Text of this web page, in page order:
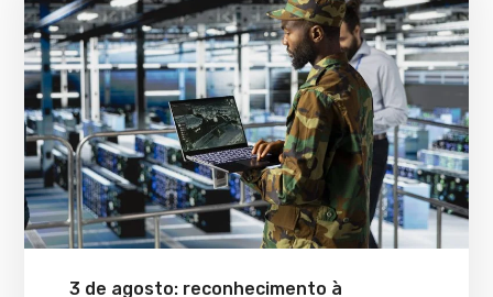
3 de agosto: reconhecimento à